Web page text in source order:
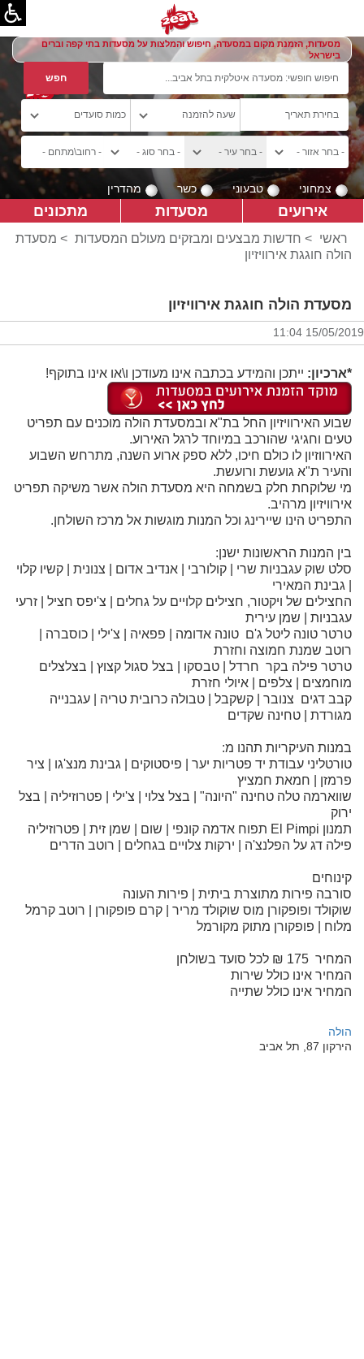
מסעדות, הזמנת מקום במסעדה, חיפוש והמלצות על מסעדות בתי קפה וברים
בישראל
צמחוני טבעוני כשר מהדרין
אירועים מסעדות מתכונים
ראשי > חדשות מבצעים ומבזקים מעולם המסעדות > מסעדת
הולה חוגגת אירוויזיון
מסעדת הולה חוגגת אירוויזיון
15/05/2019 11:04
*ארכיון: ייתכן והמידע בכתבה אינו מעודכן ו\או אינו בתוקף!
שבוע האירוויזיון החל בת"א ובמסעדת הולה מוכנים עם תפריט
טעים וחגיגי שהורכב במיוחד לרגל האירוע.
האירווזיון לו כולם חיכו, ללא ספק ארוע השנה, מתרחש השבוע
והעיר ת"א גועשת ורועשת.
מי שלוקחת חלק בשמחה היא מסעדת הולה אשר משיקה תפריט
אירוויזיון מרהיב.
התפריט הינו שיירינג וכל המנות מוגשות אל מרכז השולחן.
בין המנות הראשונות ישנן:
סלט שוק עגבניות שרי | קולורבי | אנדיב אדום | צנונית | קשיו קלוי
| גבינת המאירי
החצילים של ויקטור, חצילים קלויים על גחלים | צ'יפס חציל | זרעי
עגבניות | שמן עירית
טרטר טונה ליטל ג'ם טונה אדומה | פפאיה | צ'ילי | כוסברה |
רוטב שמנת חמוצה וחזרת
טרטר פילה בקר חרדל | טבסקו | בצל סגול קצוץ | בצלצלים
מוחמצים | צלפים | איולי חזרת
קבב דגים צנובר | קשקבל | טבולה כרובית טריה | עגבנייה
מגורדת | טחינה שקדים
במנות העיקריות תהנו מ:
טורטליני עבודת יד פטריות יער | פיסטוקים | גבינת מנצ'גו | ציר
פרמזן | חמאת חמציץ
שווארמה טלה טחינה "היונה" | בצל צלוי | צ'ילי | פטרוזיליה | בצל
ירוק
תמנון El Pimpi תפוח אדמה קונפי | שום | שמן זית | פטרוזיליה
פילה דג על הפלנצ'ה | ירקות צלויים בגחלים | רוטב הדרים
קינוחים
סורבה פירות מתוצרת ביתית | פירות העונה
שוקולד ופופקורן מוס שוקולד מריר | קרם פופקורן | רוטב קרמל
מלוח | פופקורן מתוק מקורמל
המחיר 175 ₪ לכל סועד בשולחן
המחיר אינו כולל שירות
המחיר אינו כולל שתייה
הולה
הירקון 87, תל אביב